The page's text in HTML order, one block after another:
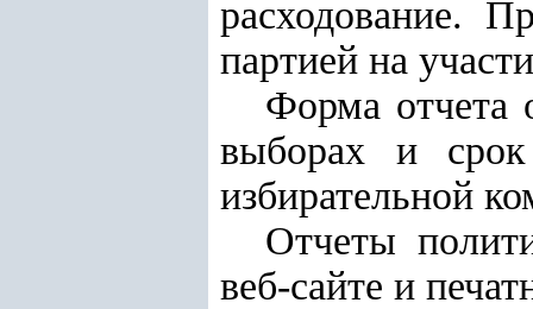
расходование.
партией на
Форма отчета
выборах и срок
избирательной
Отчеты
веб-сайте и